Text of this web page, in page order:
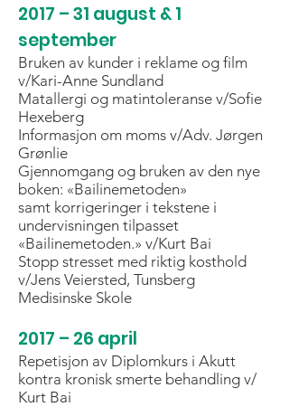
2017 – 31 august & 1
september
Bruken av kunder i reklame og film
v/Kari-Anne Sundland
Matallergi og matintoleranse v/Sofie
Hexeberg
Informasjon om moms v/Adv. Jørgen
Grønlie
Gjennomgang og bruken av den nye
boken: «Bailinemetoden»
samt korrigeringer i tekstene i
undervisningen tilpasset
«Bailinemetoden.» v/Kurt Bai
Stopp stresset med riktig kosthold
v/Jens Veiersted, Tunsberg
Medisinske Skole
2017 – 26 april
Repetisjon av Diplomkurs i Akutt
kontra kronisk smerte behandling v/
Kurt Bai